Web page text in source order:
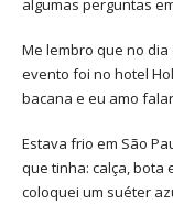
algumas perguntas
Me lembro que no
evento foi no hotel
bacana e eu amo
Estava frio em São
que tinha: calça, bota
coloquei um suéter